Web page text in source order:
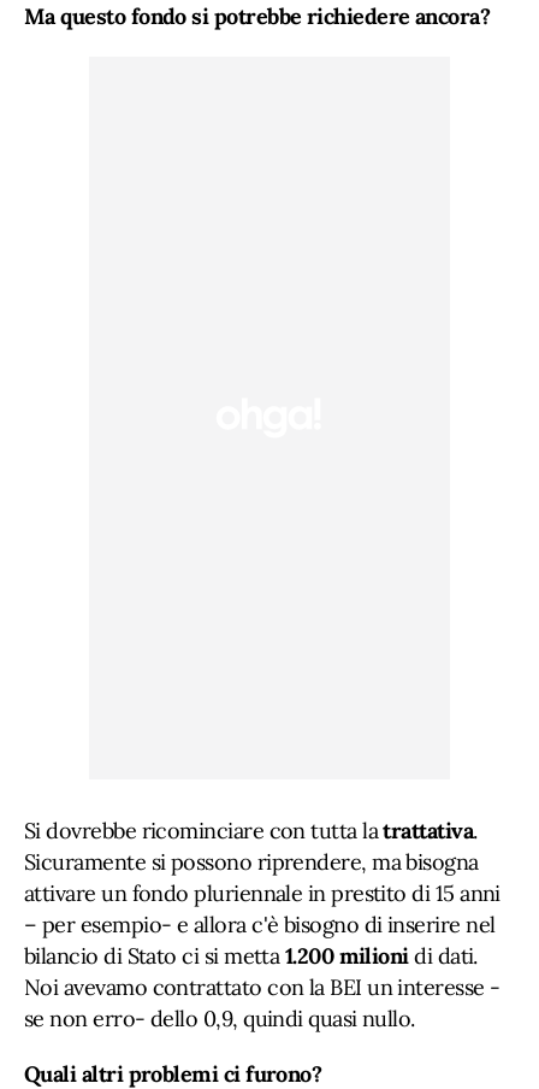
Ma questo fondo si potrebbe richiedere ancora?
Si dovrebbe ricominciare con tutta latrattativa.
Sicuramente si possono riprendere, ma bisogna
attivare un fondo pluriennale in prestito di 15 anni
– per esempio- e allora c'è bisogno di inserire nel
bilancio di Stato ci si metta1.200 milionidi dati.
Noi avevamo contrattato con la BEI un interesse -
se non erro- dello 0,9, quindi quasi nullo.
Quali altri problemi ci furono?